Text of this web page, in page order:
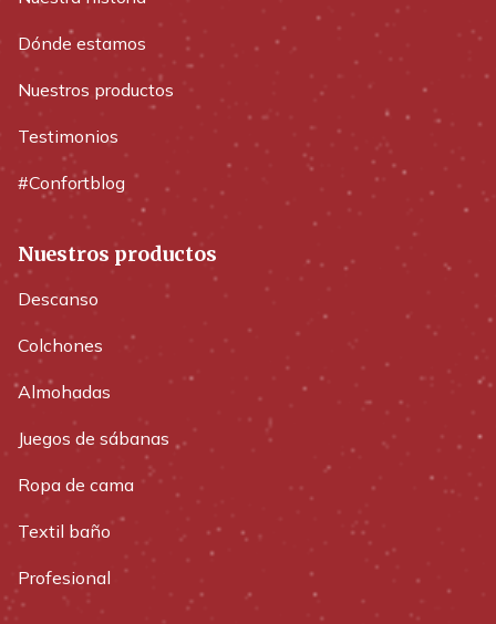
Dónde estamos
Nuestros productos
Testimonios
#Confortblog
Nuestros productos
Descanso
Colchones
Almohadas
Juegos de sábanas
Ropa de cama
Textil baño
Profesional